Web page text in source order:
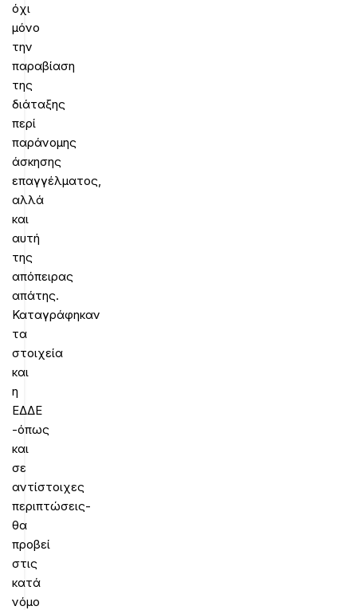
όχι
μόνο
την
παραβίαση
της
διάταξης
περί
παράνομης
άσκησης
επαγγέλματος,
αλλά
και
αυτή
της
απόπειρας
απάτης.
Καταγράφηκαν
τα
στοιχεία
και
η
ΕΔΔΕ
-όπως
και
σε
αντίστοιχες
περιπτώσεις-
θα
προβεί
στις
κατά
νόμο